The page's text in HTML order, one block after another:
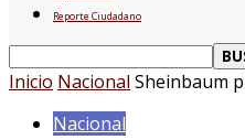
Reporte Ciudadano
Inicio Nacional Sheinbaum
Nacional